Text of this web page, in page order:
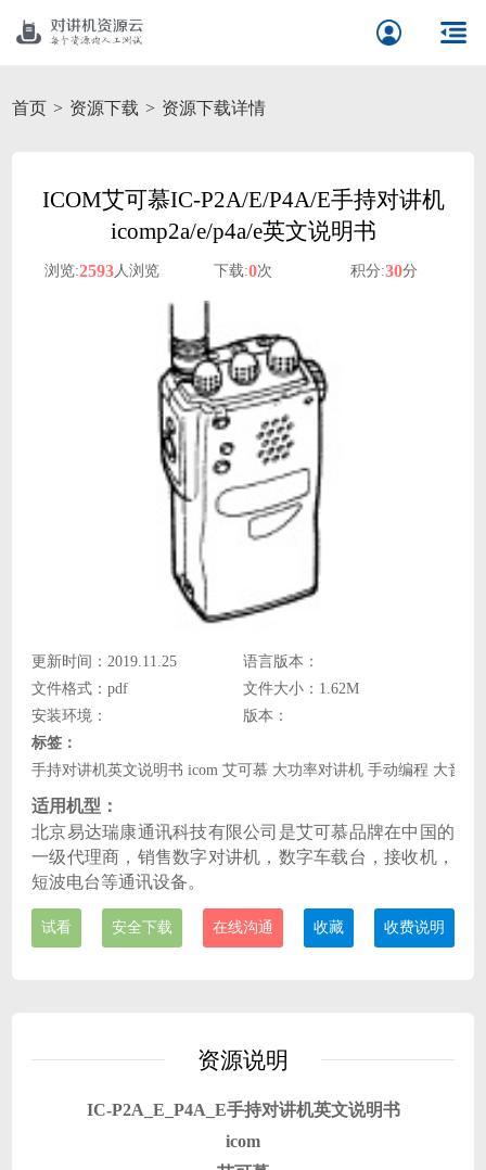
首页 资源下载 资源下载详情
ICOM艾可慕IC-P2A/E/P4A/E手持对讲机
icomp2a/e/p4a/e英文说明书
浏览:2593人浏览 下载:0次 积分:30分
更新时间：2019.11.25
语言版本：
文件格式：pdf
文件大小：1.62M
安装环境：
版本：
标签：
手持对讲机英文说明书 icom 艾可慕 大功率对讲机 手动编程 大音量
适用机型：
北京易达瑞康通讯科技有限公司是艾可慕品牌在中国的
一级代理商，销售数字对讲机，数字车载台，接收机，
短波电台等通讯设备。
试看 安全下载 在线沟通 收藏 收费说明
资源说明
IC-P2A_E_P4A_E手持对讲机英文说明书
icom